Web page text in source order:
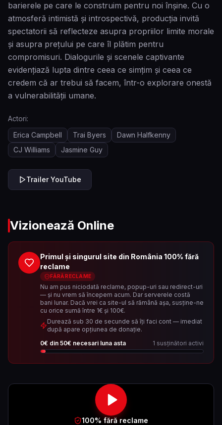
barierele pe care le construim pentru noi înșine. Cu o
atmosferă intimistă și introspectivă, producția invită
spectatorii să reflecteze asupra propriilor limite morale
și asupra preţului pe care îl plătim pentru
compromisuri. Dialogurile și scenele captivante
evidențiază lupta dintre ceea ce simțim și ceea ce
credem că ar trebui să facem, într-o explorare onestă
a vulnerabilității umane.
Actori:
Erica Campbell
Trai Byers
Dawn Halfkenny
CJ Williams
Jasmine Guy
Trailer YouTube
Vizionează Online
Primul și singurul site din România 100% fără
reclame
FĂRĂ RECLAME
Nu am pus niciodată reclame, popup-uri sau redirect-uri
— și nu vrem să începem acum. Dar serverele costă
bani lunar. Dacă vrei ca site-ul să rămână așa, susține-ne
cu orice sumă între 1€ și 100€.
Durează sub 30 de secunde să îți faci cont — imediat
după apare opțiunea de donație.
0€ din 50€ necesari luna asta 1 susținători activi
100% fără reclame